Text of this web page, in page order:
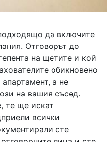
да включите
Отговорът до
на щетите и кой
обикновено
а не
на вашия съсед.
те ще искат
всички
сте